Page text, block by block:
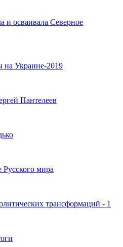
и осваивала Северное
на Украине-2019
Пантелеев
Русского мира
трансформаций - 1